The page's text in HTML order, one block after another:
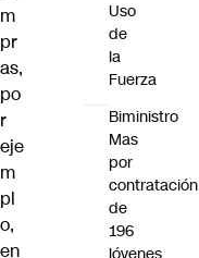
m
pr
as,
po
r
eje
m
pl
o,
en
Uso
de
la
Fuerza
Biministro
Mas
por
contratación
de
196
jóvenes